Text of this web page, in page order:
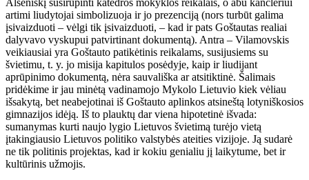
artimi liudytojai simbolizuoja ir jo prezenciją (nors turbūt galima
įsivaizduoti – vėlgi tik įsivaizduoti, – kad ir pats Goštautas realiai
dalyvavo vyskupui patvirtinant dokumentą). Antra – Vilamovskis
veikiausiai yra Goštauto patikėtinis reikalams, susijusiems su
švietimu, t. y. jo misija kapitulos posėdyje, kaip ir liudijant
aprūpinimo dokumentą, nėra sauvališka ar atsitiktinė. Šalimais
pridėkime ir jau minėtą vadinamojo Mykolo Lietuvio kiek vėliau
išsakytą, bet neabejotinai iš Goštauto aplinkos atsineštą lotyniškosios
gimnazijos idėją. Iš to plauktų dar viena hipotetinė išvada:
sumanymas kurti naujo lygio Lietuvos švietimą turėjo vietą
įtakingiausio Lietuvos politiko valstybės ateities vizijoje. Ją sudarė
ne tik politinis projektas, kad ir kokiu genialiu jį laikytume, bet ir
kultūrinis užmojis.